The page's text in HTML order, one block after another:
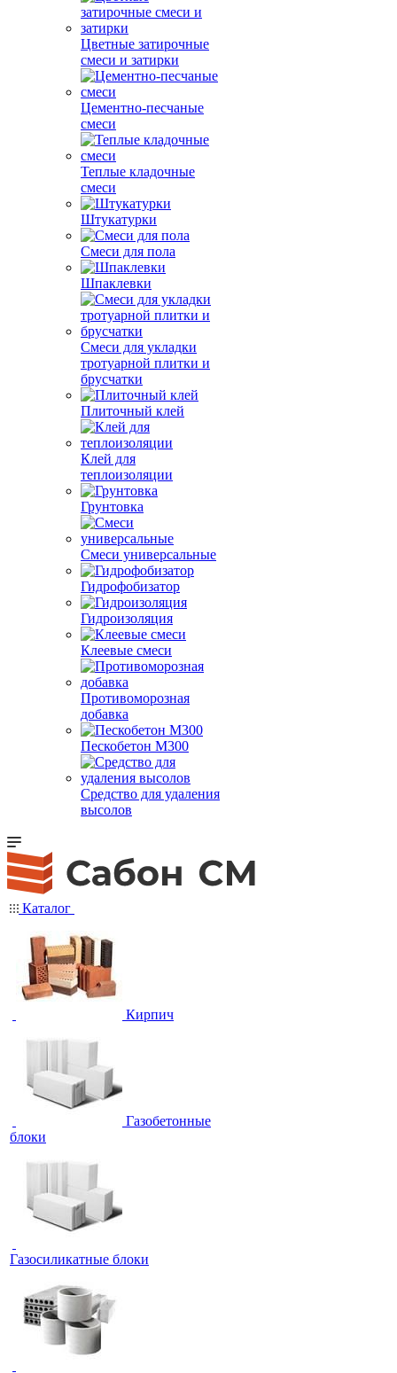
Цветные затирочные
смеси и затирки
Цементно-песчаные
смеси
Теплые кладочные
смеси
Штукатурки
Смеси для пола
Шпаклевки
Смеси для укладки
тротуарной плитки и
брусчатки
Плиточный клей
Клей для
теплоизоляции
Грунтовка
Смеси универсальные
Гидрофобизатор
Гидроизоляция
Клеевые смеси
Противоморозная
добавка
Пескобетон М300
Средство для удаления
высолов
Каталог
Кирпич
Газобетонные
блоки
Газосиликатные блоки